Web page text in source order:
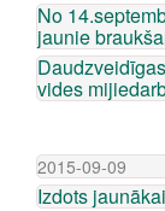
No
jaunie
vides
2015-09-09
Izdots